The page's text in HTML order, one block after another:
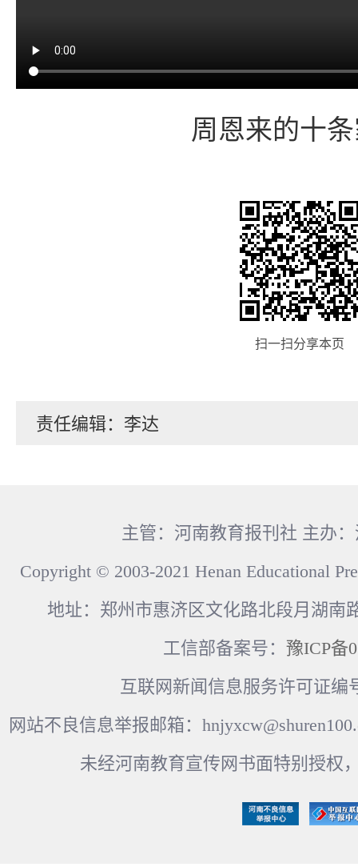
周恩来的十
扫一扫分享本页
责任编辑：李达
主管：河南教育报刊社 主办
Copyright © 2003-2021 Henan Educational
地址：郑州市惠济区文化路北段月湖南
工信部备案号： 豫ICP备
互联网新闻信息服务许可证编
网站不良信息举报邮箱：
未经河南教育宣传网书面特别授权